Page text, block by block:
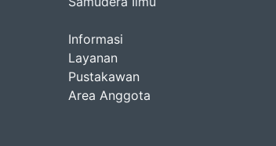
Informasi
Layanan
Pustakawan
Area Anggota